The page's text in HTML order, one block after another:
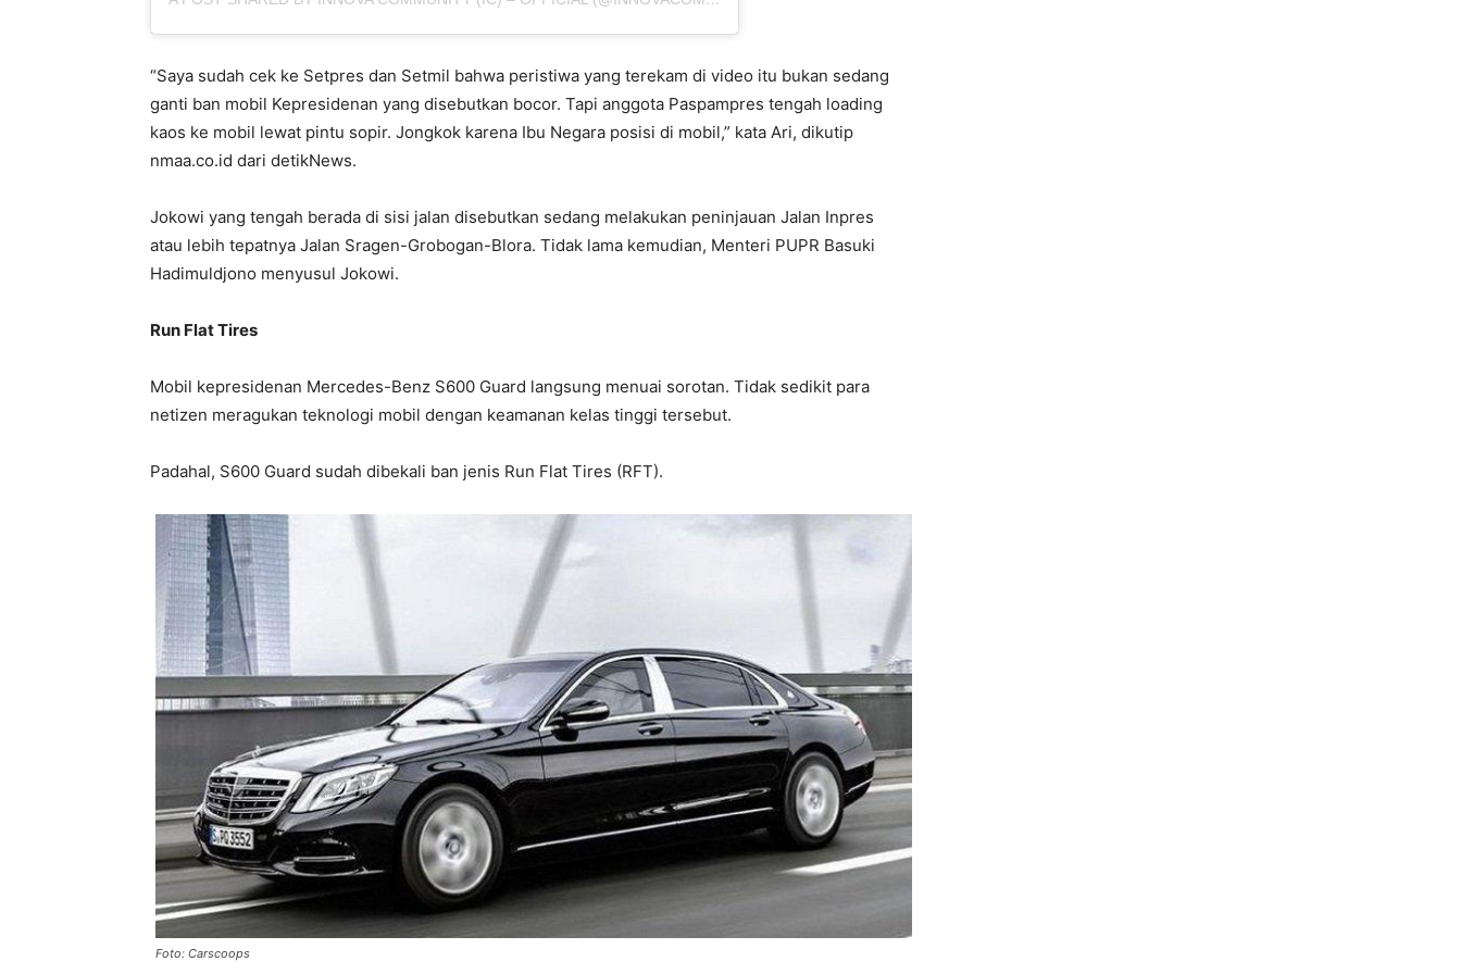
“Saya sudah cek ke Setpres dan Setmil bahwa peristiwa yang terekam di video itu bukan sedang
ganti ban mobil Kepresidenan yang disebutkan bocor. Tapi anggota Paspampres tengah loading
kaos ke mobil lewat pintu sopir. Jongkok karena Ibu Negara posisi di mobil,” kata Ari, dikutip
nmaa.co.id dari detikNews.
Jokowi yang tengah berada di sisi jalan disebutkan sedang melakukan peninjauan Jalan Inpres
atau lebih tepatnya Jalan Sragen-Grobogan-Blora. Tidak lama kemudian, Menteri PUPR Basuki
Hadimuldjono menyusul Jokowi.
Run Flat Tires
Mobil kepresidenan Mercedes-Benz S600 Guard langsung menuai sorotan. Tidak sedikit para
netizen meragukan teknologi mobil dengan keamanan kelas tinggi tersebut.
Padahal, S600 Guard sudah dibekali ban jenis Run Flat Tires (RFT).
Foto: Carscoops